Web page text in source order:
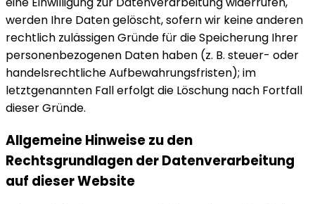
werden Ihre Daten gelöscht, sofern wir keine anderen
rechtlich zulässigen Gründe für die Speicherung Ihrer
personenbezogenen Daten haben (z. B. steuer- oder
handelsrechtliche Aufbewahrungsfristen); im
letztgenannten Fall erfolgt die Löschung nach Fortfall
dieser Gründe.
Allgemeine Hinweise zu den
Rechtsgrundlagen der Datenverarbeitung
auf dieser Website